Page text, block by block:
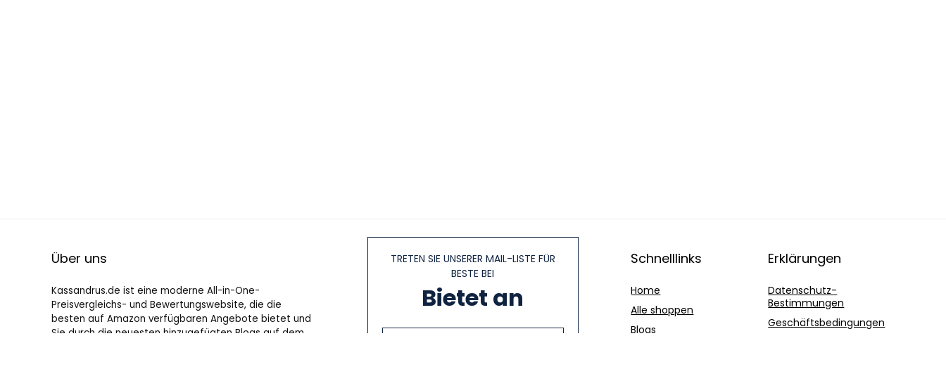
Über uns
Kassandrus.de ist eine moderne All-in-One-
Preisvergleichs- und Bewertungswebsite, die die
besten auf Amazon verfügbaren Angebote bietet und
Sie durch die neuesten hinzugefügten Blogs auf dem
TRETEN SIE UNSERER MAIL-LISTE FÜR
BESTE BEI
Bietet an
Schnelllinks
Home
Alle shoppen
Blogs
Erklärungen
Datenschutz-
Bestimmungen
Geschäftsbedingungen